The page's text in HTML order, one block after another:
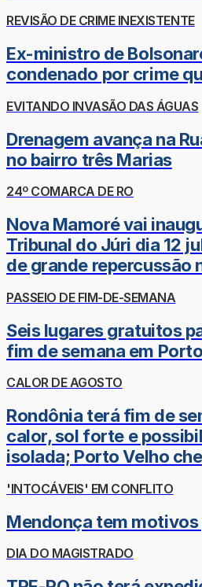
REVISÃO DE CRIME INEXISTENTE
Ex-ministro de
condenado por crime
EVITANDO INVASÃO DAS ÁGUAS
Drenagem avança na
no bairro três Marias
24º COMARCA DE RO
Nova Mamoré vai
Tribunal do Júri dia 12
de grande repercussão
PASSEIO DE FIM-DE-SEMANA
Seis lugares gratuitos
fim de semana em
CALOR DE AGOSTO
Rondônia terá fim de
calor, sol forte e
isolada; Porto Velho
'INTOCÁVEIS' EM CONFLITO
Mendonça tem
DIA DO MAGISTRADO